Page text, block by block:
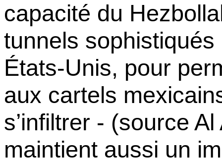
capacité du
tunnels
États-Unis, pour
aux cartels
s’infiltrer - (source Al
maintient aussi un